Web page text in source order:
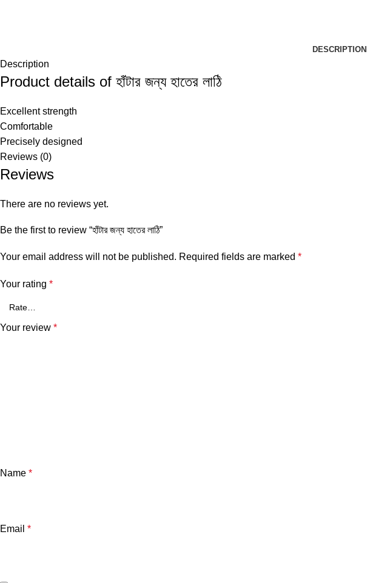
DESCRIPTION
Description
Product details of হাঁটার জন্য হাতের লাঠি
Excellent strength
Comfortable
Precisely designed
Reviews (0)
Reviews
There are no reviews yet.
Be the first to review “হাঁটার জন্য হাতের লাঠি”
Your email address will not be published. Required fields are marked *
Your rating *
Your review *
Name *
Email *